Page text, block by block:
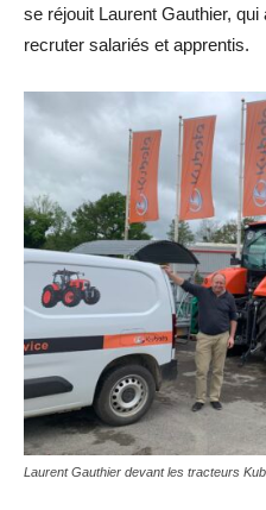
se réjouit Laurent Gauthier,
recruter salariés et apprentis.
Laurent Gauthier devant les tracteurs